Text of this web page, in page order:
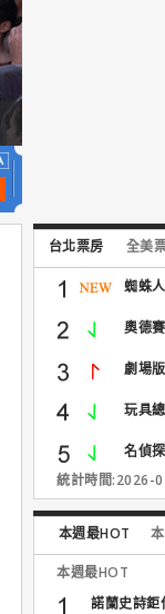
台北票房 全美
蜘蛛
奧德賽
劇場
玩具
名偵
統計時間:2026-
本週最HOT
本週最HOT
諾蘭史詩鉅